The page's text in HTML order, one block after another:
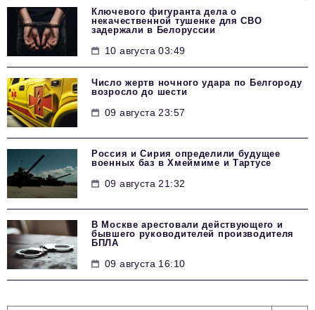
Ключевого фигуранта дела о
некачественной тушенке для СВО
задержали в Белоруссии
10 августа 03:49
Число жертв ночного удара по Белгороду
возросло до шести
09 августа 23:57
Россия и Сирия определили будущее
военных баз в Хмеймиме и Тартусе
09 августа 21:32
В Москве арестовали действующего и
бывшего руководителей производителя
БПЛА
09 августа 16:10